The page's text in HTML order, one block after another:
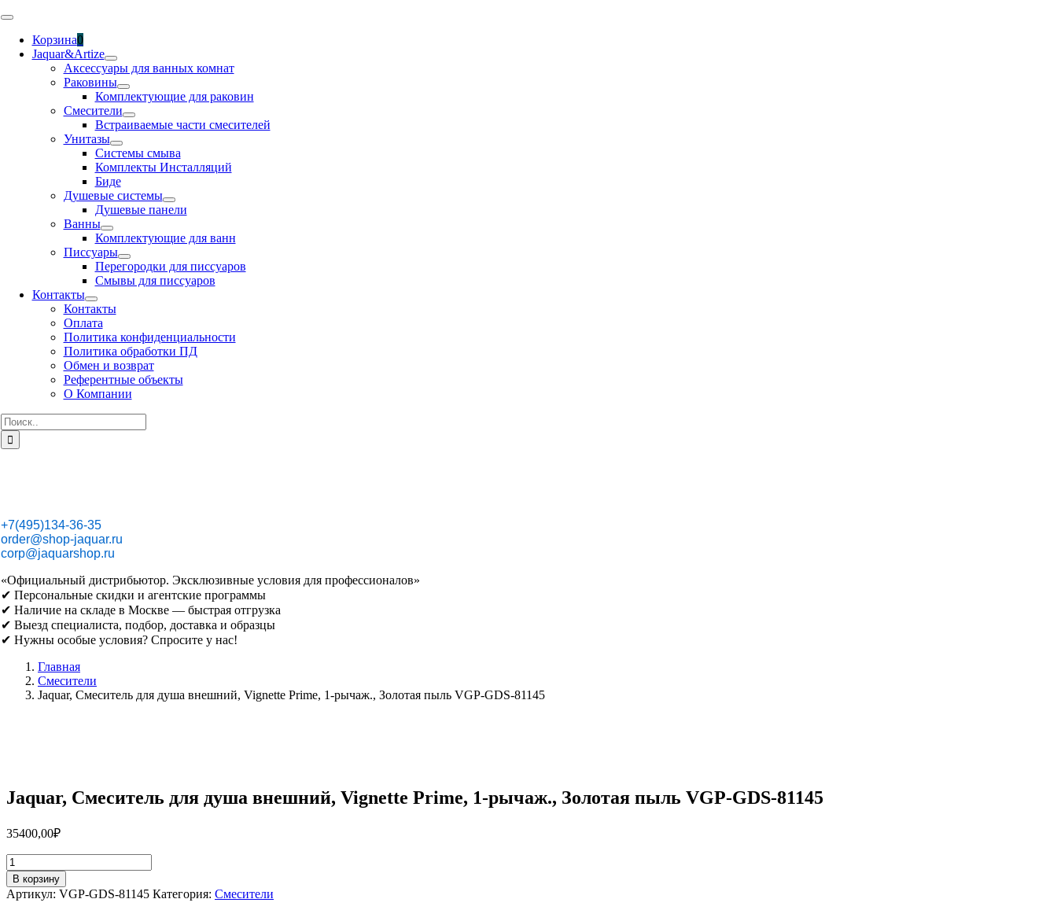
Skip
content
Toggle
NavigationКорзина0
Jaquar&Artize
Аксессуары для ванных комнат
Раковины
Комплектующие для раковин
Смесители
Встраиваемые части смесителей
Унитазы
Системы смыва
Комплекты Инсталляций
Биде
Душевые системы
Душевые панели
Ванны
Комплектующие для ванн
Писсуары
Перегородки для писсуаров
Смывы для писсуаров
Контакты
Контакты
Оплата
Политика конфиденциальности
Политика обработки ПД
Обмен и возврат
Референтные объекты
О Компании
Результат
поиска:
+7(495)134-36-35
order@shop-jaquar.ru
corp@jaquarshop.ru
«Официальный дистрибьютор. Эксклюзивные условия для профессионалов»
✔ Персональные скидки и агентские программы
✔ Наличие на складе в Москве — быстрая отгрузка
✔ Выезд специалиста, подбор, доставка и образцы
✔ Нужны особые условия? Спросите у нас!
Главная
Смесители
Jaquar, Смеситель для душа внешний, Vignette Prime, 1-рычаж., Золотая пыль VGP-GDS-81145
Jaquar, Смеситель для душа внешний, Vignette Prime, 1-рычаж., Золотая пыль VGP-GDS-81145
35400,00₽
Количество
товара
Jaquar,
Смеситель
В корзину
Артикул: VGP-GDS-81145 Категория: Смесители